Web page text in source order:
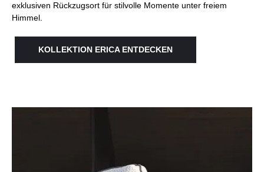
exklusiven Rückzugsort für stilvolle Momente unter freiem
Himmel.
KOLLEKTION ERICA ENTDECKEN